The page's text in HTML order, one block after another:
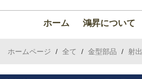
ホーム 鴻昇について
ホームページ / 全て / 金型部品 / 射